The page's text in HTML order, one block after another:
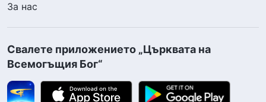
За нас
Свалете приложението „Църквата на
Всемогъщия Бог“